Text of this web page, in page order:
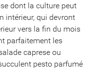
dont la culture peut
intérieur, qui devront
vers la fin du mois
parfaitement les
caprese ou
pesto parfumé